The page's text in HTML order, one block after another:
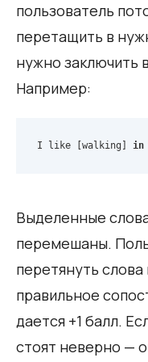
пользователь
перетащить в
нужно заключить
Например:
I like [walking] in
Выделенные
перемешаны.
перетянуть
правильное
дается +1 балл.
стоят неверно —